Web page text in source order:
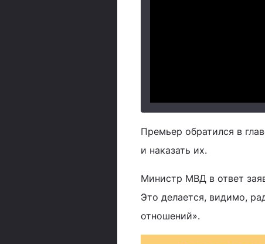
Премьер обратился в
и наказать их.
Министр МВД в ответ
Это делается, видимо,
отношений».